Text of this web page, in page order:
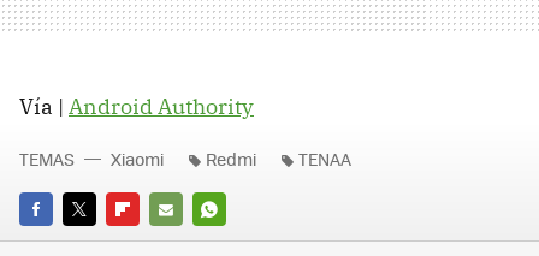
Vía | Android Authority
FACEBOOK
TWITTERFLIPBOARD
E-
WHATSAPP
TEMAS Xiaomi Redmi TENAA